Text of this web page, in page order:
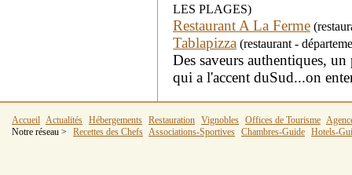
LES PLAGES)
Restaurant A La Ferme
Tablapizza (restaurant -
Des saveurs authentiques,
qui a l'accent duSud...on
Accueil Actualités Hébergements Restauration Vignobles Offices de Tourisme
Notre réseau >
Recettes des Chefs Associations-Sportives Chambres-Guide Hotels-